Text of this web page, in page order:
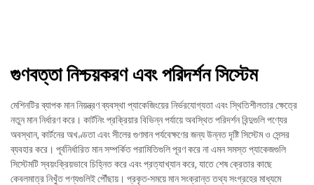
গুণবত্তা নিশ্চয়করণ এবং পরিদর্শন সিস্টেম
মেশিনটির ব্যাপক মান নিয়ন্ত্রণ ব্যবস্থা প্যাকেজিংয়ের নির্ভরযোগ্যতা এবং স্থিতিশীলতার ক্ষেত্রে
নতুন মান নির্ধারণ করে। কার্টনিং প্রক্রিয়ার বিভিন্ন পর্যায়ে অবস্থিত পরিদর্শন বিন্দুগুলি পণ্যের
অবস্থান, কার্টনের অখণ্ডতা এবং সীলের গুণমান পর্যবেক্ষণের জন্য উন্নত দৃষ্টি সিস্টেম ও সেন্সর
ব্যবহার করে। পূর্বনির্ধারিত মান সম্পর্কিত পরামিতিগুলি পূরণ করে না এমন সমস্ত প্যাকেজগুলি
সিস্টেমটি স্বয়ংক্রিয়ভাবে চিহ্নিত করে এবং প্রত্যাখ্যান করে, যাতে শেষ ক্রেতার কাছে
কেবলমাত্র নিখুঁত পণ্যগুলিই পৌঁছায়। প্রকৃত-সময়ে মান সংক্রান্ত তথ্য সংগ্রহের মাধ্যমে